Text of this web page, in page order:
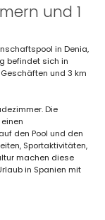
und 1
in Denia,
befindet sich in
und 3 km
Die
den Pool und den
Sportaktivitäten,
machen diese
in Spanien mit